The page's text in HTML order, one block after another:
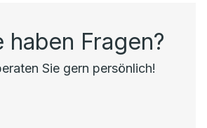
haben Fragen?
Sie gern persönlich!